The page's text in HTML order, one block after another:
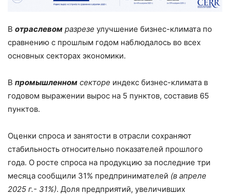
В отраслевом разрезе улучшение бизнес-климата по
сравнению с прошлым годом наблюдалось во всех
основных секторах экономики.
В промышленном секторе индекс бизнес-климата в
годовом выражении вырос на 5 пунктов, составив 65
пунктов.
Оценки спроса и занятости в отрасли сохраняют
стабильность относительно показателей прошлого
года. О росте спроса на продукцию за последние три
месяца сообщили 31% предпринимателей (в апреле
2025 г.- 31%). Доля предприятий, увеличивших